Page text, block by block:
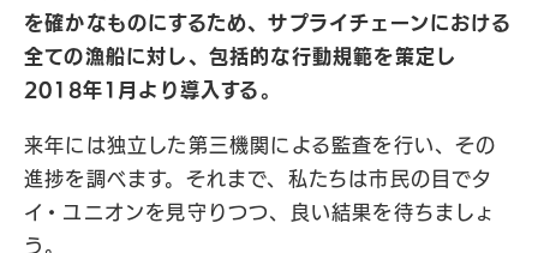
を確かなものにするため、サプライチェーンにおける
全ての漁船に対し、包括的な行動規範を策定し
2018年1月より導入する。
来年には独立した第三機関による監査を行い、その
進捗を調べます。それまで、私たちは市民の目でタ
イ・ユニオンを見守りつつ、良い結果を待ちましょ
う。